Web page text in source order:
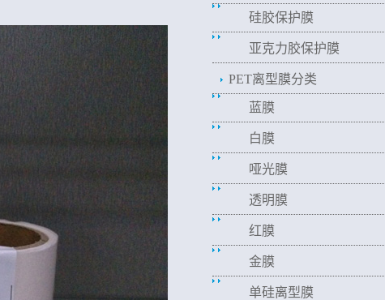
硅胶保护膜
亚克力胶保护膜
PET离型膜分类
蓝膜
白膜
哑光膜
透明膜
红膜
金膜
单硅离型膜